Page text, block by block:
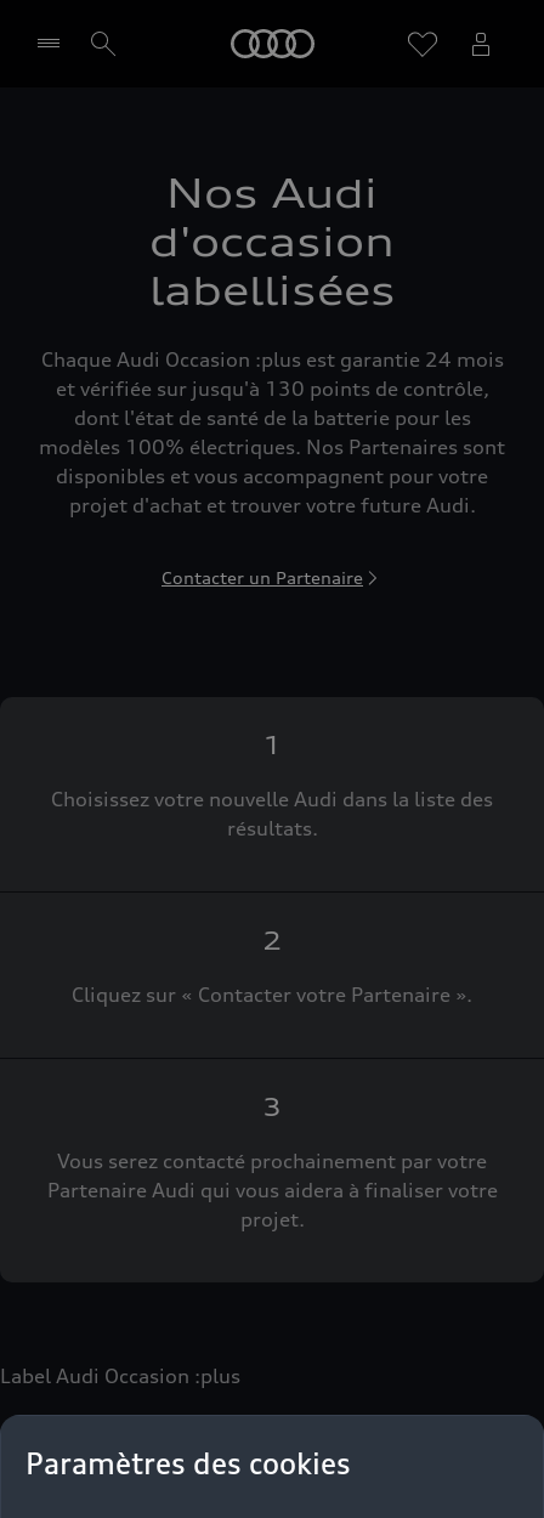
Nos Audi
d'occasion
labellisées
Chaque Audi Occasion :plus est garantie 24 mois
et vérifiée sur jusqu'à 130 points de contrôle,
dont l'état de santé de la batterie pour les
modèles 100% électriques. Nos Partenaires sont
disponibles et vous accompagnent pour votre
projet d'achat et trouver votre future Audi.
Contacter un Partenaire
1
Choisissez votre nouvelle Audi dans la liste des
résultats.
2
Cliquez sur « Contacter votre Partenaire ».
3
Vous serez contacté prochainement par votre
Partenaire Audi qui vous aidera à finaliser votre
projet.
Label Audi Occasion :plus
Le label Audi Occasion:plusvous permet d’acquérir un
Paramètres des cookies